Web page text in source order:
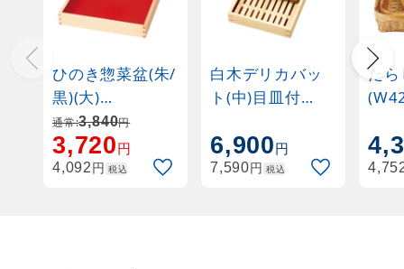
ひのき惣菜盆(朱/
黒)(大)
(W41242)
通常:3,840円
3,720円
4,092円 税込
白木デリカバッ
ト(中)目皿付
6,900円
7,590円 税込
た